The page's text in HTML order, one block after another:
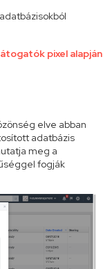
pixel alapján
elve abban
adatbázis
meg a
fogják